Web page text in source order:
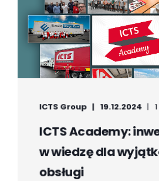
ICTS Group 19.12.2024
ICTS Academy:
w wiedzę dla
obsługi